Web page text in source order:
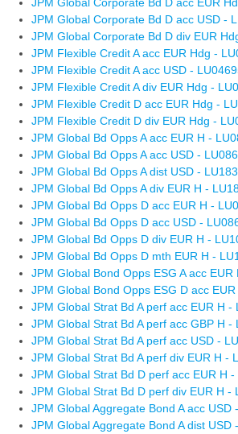
JPM Global Corporate Bd D acc USD -
JPM Global Corporate Bd D div EUR
JPM Flexible Credit A acc EUR Hdg -
JPM Flexible Credit A acc USD -
JPM Flexible Credit A div EUR Hdg -
JPM Flexible Credit D acc EUR Hdg -
JPM Flexible Credit D div EUR Hdg -
JPM Global Bd Opps A acc EUR H -
JPM Global Bd Opps A acc USD -
JPM Global Bd Opps A dist USD -
JPM Global Bd Opps A div EUR H -
JPM Global Bd Opps D acc EUR H -
JPM Global Bd Opps D acc USD -
JPM Global Bd Opps D div EUR H -
JPM Global Bd Opps D mth EUR H -
JPM Global Bond Opps ESG A acc
JPM Global Bond Opps ESG D acc
JPM Global Strat Bd A perf acc EUR H -
JPM Global Strat Bd A perf acc GBP H -
JPM Global Strat Bd A perf acc USD -
JPM Global Strat Bd A perf div EUR H -
JPM Global Strat Bd D perf acc EUR H
JPM Global Strat Bd D perf div EUR H -
JPM Global Aggregate Bond A acc USD
JPM Global Aggregate Bond A dist USD